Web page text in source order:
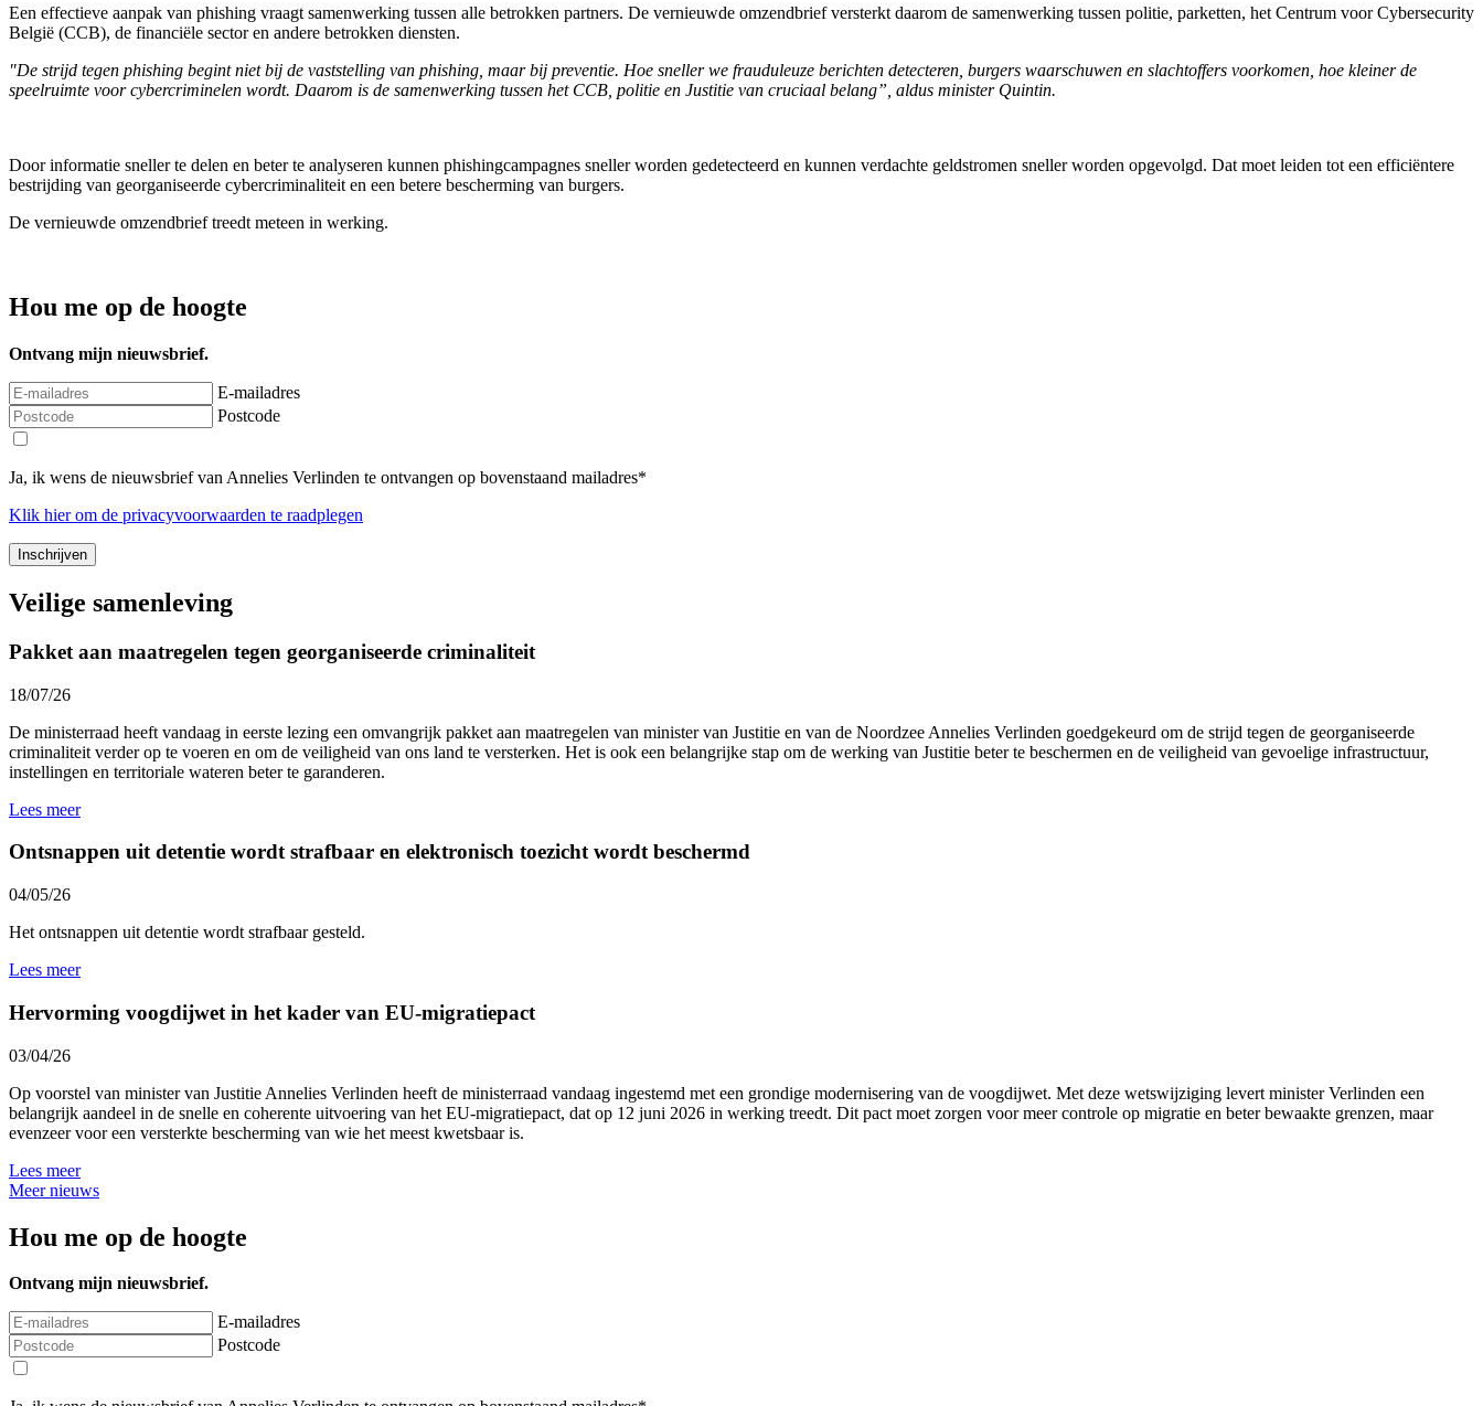
Een effectieve aanpak van phishing vraagt samenwerking tussen alle betrokken partners. De vernieuwde omzendbrief versterkt daarom de samenwerking tussen politie, parketten, het Centrum voor Cybersecurity
België (CCB), de financiële sector en andere betrokken diensten.
"De strijd tegen phishing begint niet bij de vaststelling van phishing, maar bij preventie. Hoe sneller we frauduleuze berichten detecteren, burgers waarschuwen en slachtoffers voorkomen, hoe kleiner de
speelruimte voor cybercriminelen wordt. Daarom is de samenwerking tussen het CCB, politie en Justitie van cruciaal belang”, aldus minister Quintin.
Door informatie sneller te delen en beter te analyseren kunnen phishingcampagnes sneller worden gedetecteerd en kunnen verdachte geldstromen sneller worden opgevolgd. Dat moet leiden tot een efficiëntere
bestrijding van georganiseerde cybercriminaliteit en een betere bescherming van burgers.
De vernieuwde omzendbrief treedt meteen in werking.
Hou me op de hoogte
Ontvang mijn nieuwsbrief.
E-mailadres
Postcode
Ja, ik wens de nieuwsbrief van Annelies Verlinden te ontvangen op bovenstaand mailadres*
Klik hierom de privacyvoorwaarden te raadplegen
Veilige samenleving
Pakket aan maatregelen tegen georganiseerde criminaliteit
18/07/26
De ministerraad heeft vandaag in eerste lezing een omvangrijk pakket aan maatregelen van minister van Justitie en van de Noordzee Annelies Verlinden goedgekeurd om de strijd tegen de georganiseerde
criminaliteit verder op te voeren en om de veiligheid van ons land te versterken. Het is ook een belangrijke stap om de werking van Justitie beter te beschermen en de veiligheid van gevoelige infrastructuur,
instellingen en territoriale wateren beter te garanderen.
Lees meer
Ontsnappen uit detentie wordt strafbaar en elektronisch toezicht wordt beschermd
04/05/26
Het ontsnappen uit detentie wordt strafbaar gesteld.
Lees meer
Hervorming voogdijwet in het kader van EU-migratiepact
03/04/26
Op voorstel van minister van Justitie Annelies Verlinden heeft de ministerraad vandaag ingestemd met een grondige modernisering van de voogdijwet. Met deze wetswijziging levert minister Verlinden een
belangrijk aandeel in de snelle en coherente uitvoering van het EU-migratiepact, dat op 12 juni 2026 in werking treedt. Dit pact moet zorgen voor meer controle op migratie en beter bewaakte grenzen, maar
evenzeer voor een versterkte bescherming van wie het meest kwetsbaar is.
Lees meer
Meer nieuws
Hou me op de hoogte
Ontvang mijn nieuwsbrief.
E-mailadres
Postcode